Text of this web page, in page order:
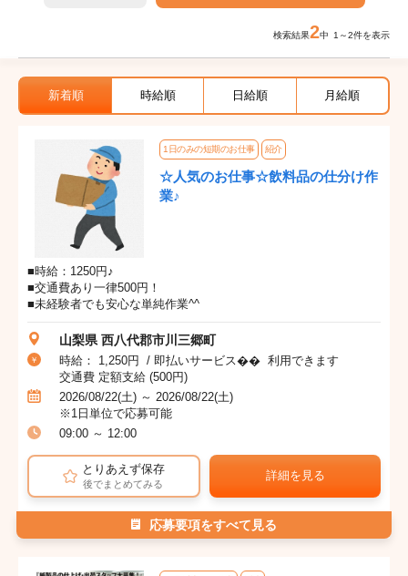
検索結果2中 1～2件を表示
新着順 時給順 日給順 月給順
1日のみの短期のお仕事 紹介
☆人気のお仕事☆飲料品の仕分け作
業♪
■時給：1250円♪
■交通費あり一律500円！
■未経験者でも安心な単純作業^^
山梨県 西八代郡市川三郷町
時給： 1,250円 / 即払いサービス�� 利用できます
交通費 定額支給 (500円)
2026/08/22(土) ～ 2026/08/22(土)
※1日単位で応募可能
09:00 ～ 12:00
とりあえず保存
後でまとめてみる
詳細を見る
応募要項をすべて見る